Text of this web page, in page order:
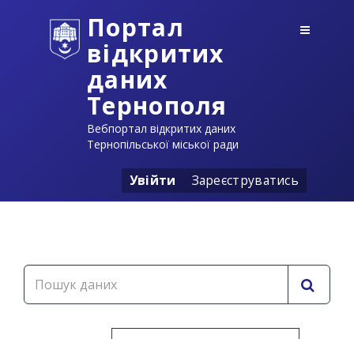
Портал
відкритих
даних
Тернополя
Вебпортал відкритих даних
Тернопільської міської ради
Увійти Зареєструватись